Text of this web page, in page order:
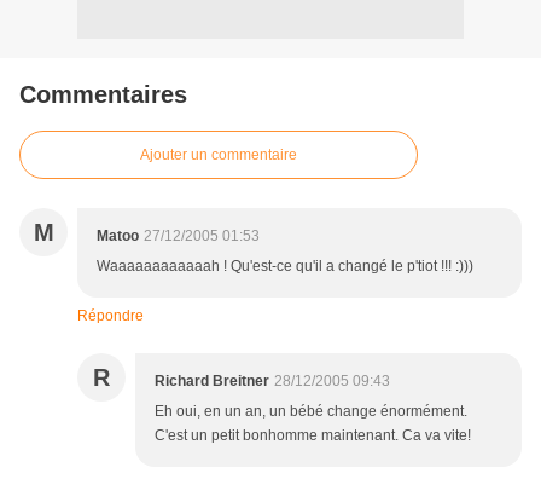
Commentaires
Ajouter un commentaire
M Matoo 27/12/2005 01:53
Waaaaaaaaaaaah ! Qu'est-ce qu'il a changé le p'tiot !!! :)))
Répondre
R Richard Breitner 28/12/2005 09:43
Eh oui, en un an, un bébé change énormément.
C'est un petit bonhomme maintenant. Ca va vite!